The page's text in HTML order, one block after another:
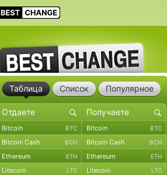
Таблица Список Популярное
Bitcoin BTC Bitcoin BTC
Bitcoin Cash BCH Bitcoin Cash BCH
Ethereum ETH Ethereum ETH
Litecoin LTC Litecoin LTC